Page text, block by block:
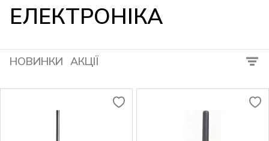
ЕЛЕКТРОНІКА
НОВИНКИ АКЦІЇ